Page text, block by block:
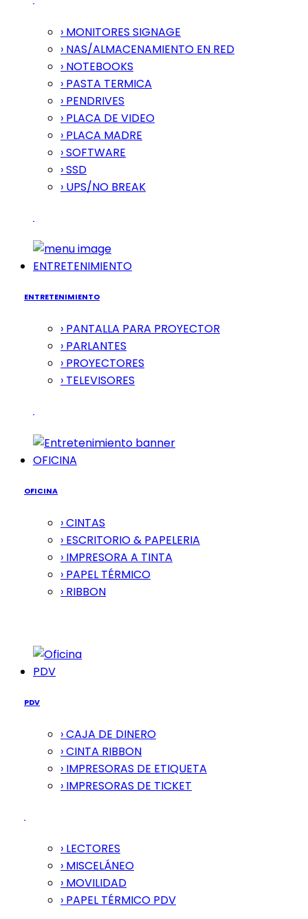
› MONITORES SIGNAGE
› NAS/ALMACENAMIENTO EN RED
› NOTEBOOKS
› PASTA TERMICA
› PENDRIVES
› PLACA DE VIDEO
› PLACA MADRE
› SOFTWARE
› SSD
› UPS/NO BREAK
ENTRETENIMIENTO
ENTRETENIMIENTO
› PANTALLA PARA PROYECTOR
› PARLANTES
› PROYECTORES
› TELEVISORES
OFICINA
OFICINA
› CINTAS
› ESCRITORIO & PAPELERIA
› IMPRESORA A TINTA
› PAPEL TÉRMICO
› RIBBON
PDV
PDV
› CAJA DE DINERO
› CINTA RIBBON
› IMPRESORAS DE ETIQUETA
› IMPRESORAS DE TICKET
› LECTORES
› MISCELÁNEO
› MOVILIDAD
› PAPEL TÉRMICO PDV